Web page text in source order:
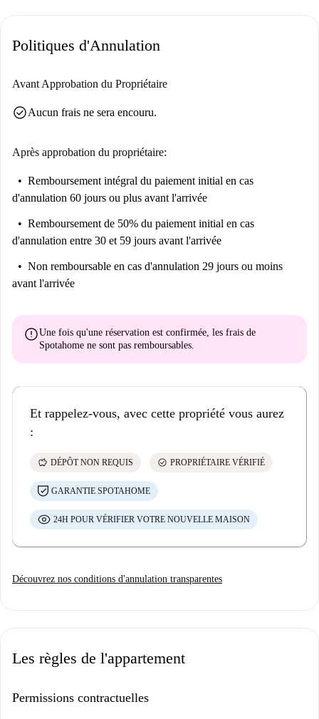
Politiques d'Annulation
Avant Approbation du Propriétaire
check_circleAucun frais ne sera encouru.
Après approbation du propriétaire:
Remboursement intégral du paiement initial en cas
d'annulation 60 jours ou plus avant l'arrivée
Remboursement de 50% du paiement initial en cas
d'annulation entre 30 et 59 jours avant l'arrivée
Non remboursable en cas d'annulation 29 jours ou moins
avant l'arrivée
errorUne fois qu'une réservation est confirmée, les frais de
Spotahome ne sont pas remboursables
Et rappelez-vous, avec cette propriété vous aurez
:
savings DÉPÔT NON REQUIS check_circle PROPRIÉTAIRE VÉRIFIÉ
GARANTIE SPOTAHOME
24H POUR VÉRIFIER VOTRE NOUVELLE MAISON
Découvrez nos conditions d'annulation transparentes
Les règles de l'appartement
Permissions contractuelles